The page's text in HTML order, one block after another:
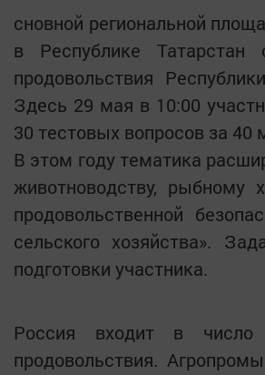
сновной региональной
в Республике Татарстан
продовольствия
Здесь 29 мая в 10:00
30 тестовых вопросов за 40
В этом году тематика
животноводству, рыбному
продовольственной
сельского хозяйства».
подготовки участника.
Россия входит в число
продовольствия.